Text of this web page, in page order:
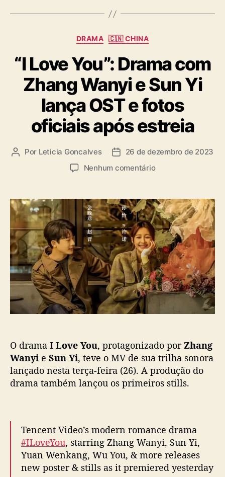
s
C
t
e
g
o
r
i
a
DRAMA 🇨🇳 CHINA
“I Love You”: Drama com
Zhang Wanyi e Sun Yi
lança OST e fotos
oficiais após estreia
A
r
d
o
p
o
s
t
Por Leticia Goncalves
D
d
e
p
u
b
l
i
c
a
ç
ã
26 de dezembro de 2023
Nenhum comentárioe
I
L
o
v
e
Y
o
u
”
m
a
c
m
n
g
W
a
O drama I Love You, protagonizado porZhang
Wanyi e Sun Yi, teve o MV de sua trilha sonora
lançado nesta terça-feira (26). A produção do
drama também lançou os primeiros stills.
Tencent Video’s modern romance drama
#ILoveYou, starring Zhang Wanyi, Sun Yi,
Yuan Wenkang, Wu You, & more releases
new poster & stills as it premiered yesterday